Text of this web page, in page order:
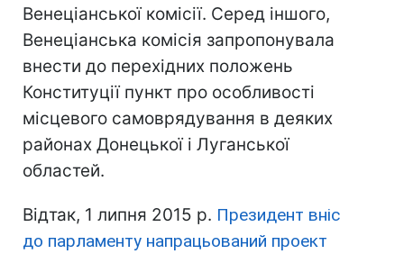
Венеціанської комісії. Серед іншого,
Венеціанська комісія запропонувала
внести до перехідних положень
Конституції пункт про особливості
місцевого самоврядування в деяких
районах Донецької і Луганської
областей.
Відтак, 1 липня 2015 р. Президент вніс
до парламенту напрацьований проект